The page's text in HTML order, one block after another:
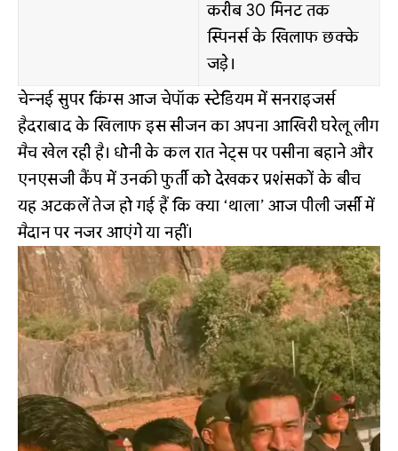
करीब 30 मिनट तक
स्पिनर्स के खिलाफ छक्के
जड़े।
चेन्नई सुपर किंग्स आज चेपॉक स्टेडियम में सनराइजर्स
हैदराबाद के खिलाफ इस सीजन का अपना आखिरी घरेलू लीग
मैच खेल रही है। धोनी के कल रात नेट्स पर पसीना बहाने और
एनएसजी कैंप में उनकी फुर्ती को देखकर प्रशंसकों के बीच
यह अटकलें तेज हो गई हैं कि क्या ‘थाला’ आज पीली जर्सी में
मैदान पर नजर आएंगे या नहीं।